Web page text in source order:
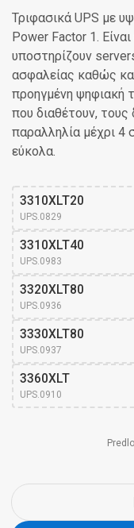
Τριφασικά UPS με
Power Factor 1.
υποστηρίζουν
ασφαλείας καθώς
προηγμένη ψηφιακή
που διαθέτουν, τους
παραλληλία μέχρι 4
εύκολα.
3310XLT20
UPS.0829
3310XLT40
UPS.0983
3320XLT80
UPS.0936
3330XLT80
UPS.0937
3360XLT
UPS.0910